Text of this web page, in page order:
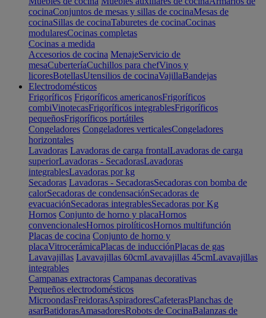
cocinaConjuntos de mesas y sillas de cocinaMesas de
cocinaSillas de cocinaTaburetes de cocinaCocinas
modularesCocinas completas
Cocinas a medida
Accesorios de cocina MenajeServicio de
mesaCuberteríaCuchillos para chefVinos y
licoresBotellasUtensilios de cocinaVajillaBandejas
Electrodomésticos
Frigoríficos Frigoríficos americanosFrigoríficos
combiVinotecasFrigoríficos integrablesFrigoríficos
pequeñosFrigoríficos portátiles
Congeladores Congeladores verticalesCongeladores
horizontales
Lavadoras Lavadoras de carga frontalLavadoras de carga
superiorLavadoras - SecadorasLavadoras
integrablesLavadoras por kg
Secadoras Lavadoras - SecadorasSecadoras con bomba de
calorSecadoras de condensaciónSecadoras de
evacuaciónSecadoras integrablesSecadoras por Kg
Hornos Conjunto de horno y placaHornos
convencionalesHornos pirolíticosHornos multifunción
Placas de cocina Conjunto de horno y
placaVitrocerámicaPlacas de inducciónPlacas de gas
Lavavajillas Lavavajillas 60cmLavavajillas 45cmLavavajillas
integrables
Campanas extractoras Campanas decorativas
Pequeños electrodomésticos
MicroondasFreidorasAspiradoresCafeterasPlanchas de
asarBatidorasAmasadoresRobots de CocinaBalanzas de